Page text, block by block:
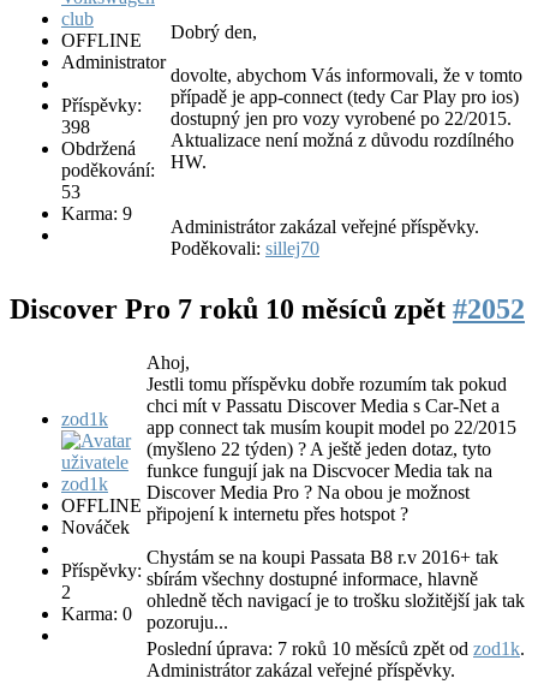
OFFLINE
Administrator
Příspěvky:
398
Obdržená
poděkování:
53
Karma: 9
Dobrý den,
dovolte, abychom Vás informovali, že v tomto
případě je app-connect (tedy Car Play pro ios)
dostupný jen pro vozy vyrobené po 22/2015.
Aktualizace není možná z důvodu rozdílného
HW.
Administrátor zakázal veřejné příspěvky.
Poděkovali: sillej70
Discover Pro 7 roků 10 měsíců zpět #2052
zod1k
OFFLINE
Nováček
Příspěvky:
2
Karma: 0
Ahoj,
Jestli tomu příspěvku dobře rozumím tak pokud
chci mít v Passatu Discover Media s Car-Net a
app connect tak musím koupit model po 22/2015
(myšleno 22 týden) ? A ještě jeden dotaz, tyto
funkce fungují jak na Discvocer Media tak na
Discover Media Pro ? Na obou je možnost
připojení k internetu přes hotspot ?
Chystám se na koupi Passata B8 r.v 2016+ tak
sbírám všechny dostupné informace, hlavně
ohledně těch navigací je to trošku složitější jak tak
pozoruju...
Poslední úprava: 7 roků 10 měsíců zpět od zod1k.
Administrátor zakázal veřejné příspěvky.